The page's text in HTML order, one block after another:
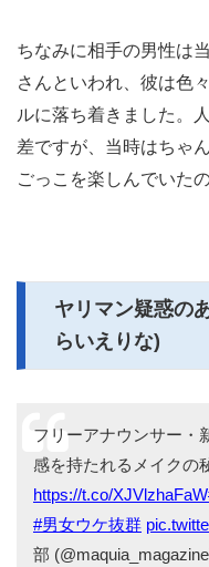
ちなみに相手の男性は
さんといわれ、彼は色
ルに落ち着きました。
差ですが、当時はちゃ
ごっこを楽しんでいた
ヤリマン疑惑の
らいえりな)
フリーアナウンサー・
感を持たれるメイクの
https://t.co/XJVlzhaFaW
#男女ウケ抜群
部